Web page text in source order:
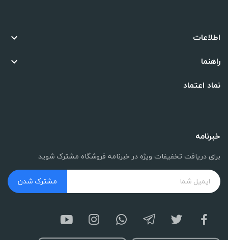
اطلاعات 
راهنما 
نماد اعتماد
خبرنامه
برای دریافت تخفیفات ویژه در خبرنامه فروشگاه مشترک شوید
مشترک شدن